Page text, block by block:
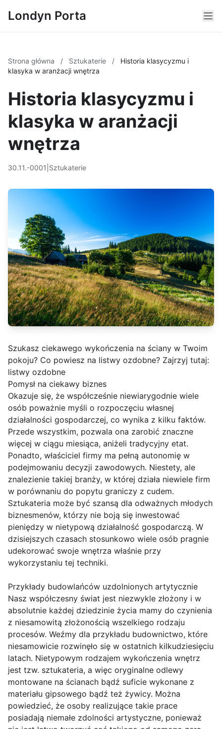
Londyn Porta
Strona główna / Sztukaterie /
Historia klasycyzmu i
klasyka w aranżacji wnętrza
Historia klasycyzmu i
klasyka w aranżacji
wnętrza
30.11.-0001 Sztukaterie
Szukasz ciekawego wykończenia na ściany w Twoim
pokoju? Co powiesz na listwy ozdobne? Zajrzyj tutaj:
listwy ozdobne
Pomysł na ciekawy biznes
Okazuje się, że współcześnie niewiarygodnie wiele
osób poważnie myśli o rozpoczęciu własnej
działalności gospodarczej, co wynika z kilku faktów.
Przede wszystkim, pozwala ona zarobić znaczne
więcej w ciągu miesiąca, aniżeli tradycyjny etat.
Ponadto, właściciel firmy ma pełną autonomię w
podejmowaniu decyzji zawodowych. Niestety, ale
znalezienie takiej branży, w której działa niewiele firm
w porównaniu do popytu graniczy z cudem.
Sztukateria może być szansą dla odważnych młodych
biznesmenów, którzy nie boją się inwestować
pieniędzy w nietypową działalność gospodarczą. W
dzisiejszych czasach stosunkowo wiele osób pragnie
udekorować swoje wnętrza właśnie przy
wykorzystaniu tej techniki.
Przykłady budowlańców uzdolnionych artytycznie
Nasz współczesny świat jest niezwykle złożony i w
absolutnie każdej dziedzinie życia mamy do czynienia
z niesamowitą złożonością wszelkiego rodzaju
procesów. Weźmy dla przykładu budownictwo, które
niesamowicie rozwinęło się w ostatnich kilkudziesięciu
latach. Nietypowym rodzajem wykończenia wnętrz
jest tzw. sztukateria, a więc oryginalne odlewy
montowane na ścianach bądź suficie wykonane z
materiału gipsowego bądź też żywicy. Można
powiedzieć, że osoby realizujące takie prace
posiadają niemałe zdolności artystyczne, ponieważ